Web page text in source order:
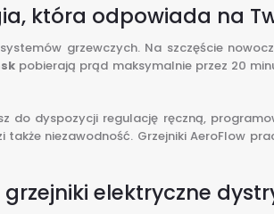
która odpowiada na
grzewczych. Na szczęście
pobierają prąd maksymalnie przez 20
dyspozycji regulację ręczną,
niezawodność. Grzejniki AeroFlow
elektryczne